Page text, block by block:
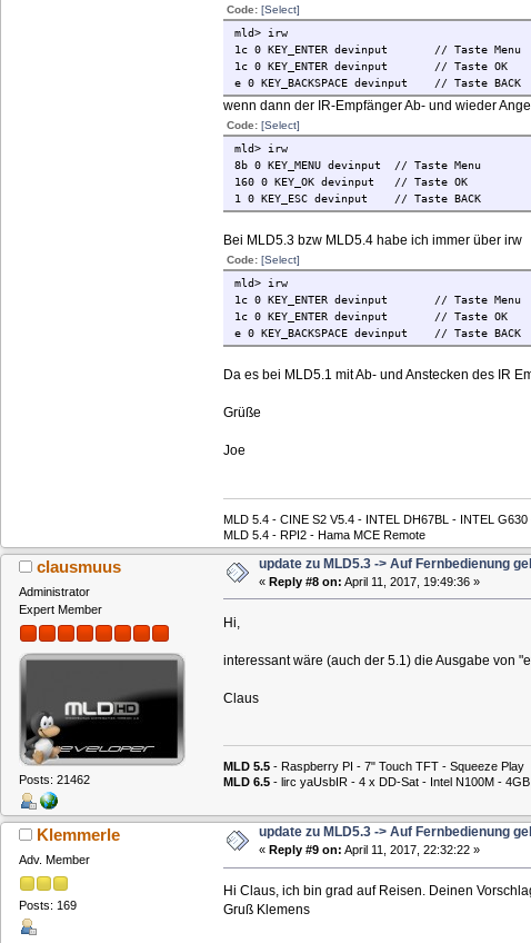
Code: [Select]
mld> irw
1c 0 KEY_ENTER devinput // Taste Menu
1c 0 KEY_ENTER devinput // Taste OK
e 0 KEY_BACKSPACE devinput // Taste BACK
wenn dann der IR-Empfänger Ab- und wieder
Code: [Select]
mld> irw
8b 0 KEY_MENU devinput // Taste Menu
160 0 KEY_OK devinput // Taste OK
1 0 KEY_ESC devinput // Taste BACK
Bei MLD5.3 bzw MLD5.4 habe ich immer über irw
Code: [Select]
mld> irw
1c 0 KEY_ENTER devinput // Taste Menu
1c 0 KEY_ENTER devinput // Taste OK
e 0 KEY_BACKSPACE devinput // Taste BACK
Da es bei MLD5.1 mit Ab- und Anstecken des IR
Grüße
Joe
MLD 5.4 - CINE S2 V5.4 - INTEL DH67BL - INTEL
MLD 5.4 - RPI2 - Hama MCE Remote
clausmuus
Administrator
Expert Member
Posts: 21462
update zu MLD5.3 -> Auf Fernbedienung
« Reply #8 on: April 11, 2017, 19:49:36 »
Hi,
interessant wäre (auch der 5.1) die Ausgabe von
Claus
MLD 5.5- Raspberry PI - 7" Touch TFT - Squeeze Play
MLD 6.5- lirc yaUsbIR - 4 x DD-Sat - Intel N100M -
Klemmerle
Adv. Member
Posts: 169
update zu MLD5.3 -> Auf Fernbedienung
« Reply #9 on: April 11, 2017, 22:32:22 »
Hi Claus, ich bin grad auf Reisen. Deinen
Gruß Klemens